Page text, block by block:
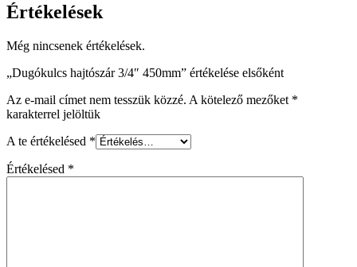
Értékelések
Még nincsenek értékelések.
„Dugókulcs hajtószár 3/4″ 450mm” értékelése elsőként
Az e-mail címet nem tesszük közzé. A kötelező mezőket *
karakterrel jelöltük
A te értékelésed *
Értékelésed *